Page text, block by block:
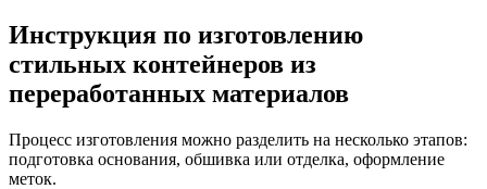
Инструкция по изготовлению
стильных контейнеров из
переработанных материалов
Процесс изготовления можно разделить на несколько этапов:
подготовка основания, обшивка или отделка, оформление
меток.